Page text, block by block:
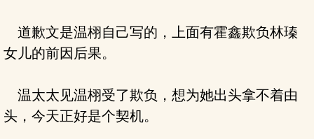
道歉文是温栩自己写的，上面有霍鑫欺负林瑧
女儿的前因后果。
温太太见温栩受了欺负，想为她出头拿不着由
头，今天正好是个契机。